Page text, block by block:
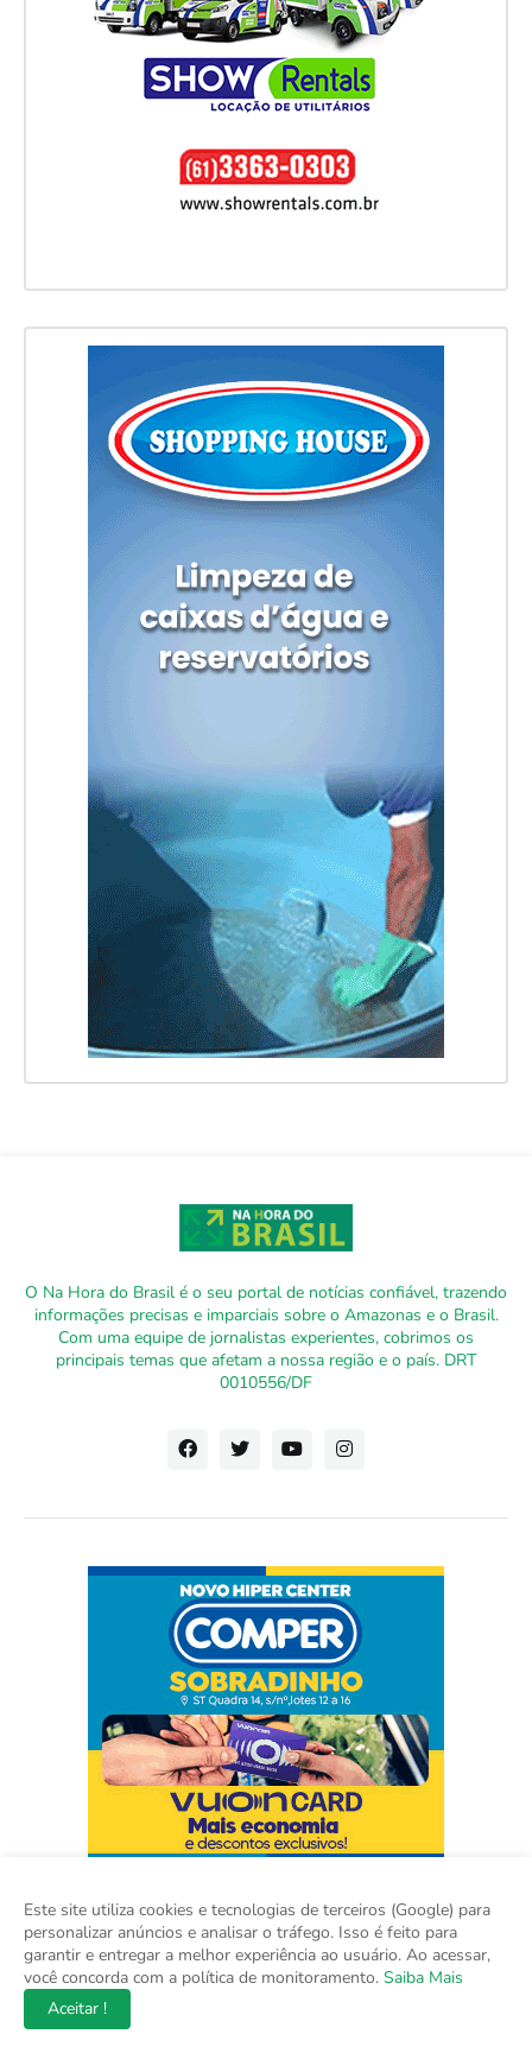
O Na Hora do Brasil é o seu portal de notícias confiável, trazendo
informações precisas e imparciais sobre o Amazonas e o Brasil.
Com uma equipe de jornalistas experientes, cobrimos os
principais temas que afetam a nossa região e o país. DRT
0010556/DF
Este site utiliza cookies e tecnologias de terceiros (Google) para
personalizar anúncios e analisar o tráfego. Isso é feito para
garantir e entregar a melhor experiência ao usuário. Ao acessar,
você concorda com a política de monitoramento. Saiba Mais
Aceitar !